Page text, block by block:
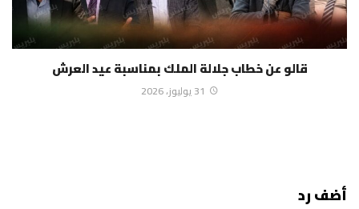
قالو عن خطاب جلالة الملك بمناسبة عيد العرش
31 يوليوز، 2026
أضف رد